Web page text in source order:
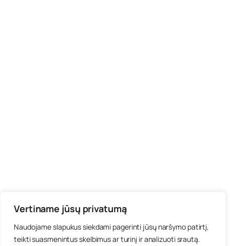
Vertiname jūsų privatumą
Naudojame slapukus siekdami pagerinti jūsų naršymo patirtį,
teikti suasmenintus skelbimus ar turinį ir analizuoti srautą.